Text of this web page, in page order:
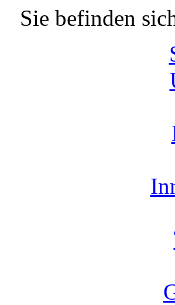
Sie befinden